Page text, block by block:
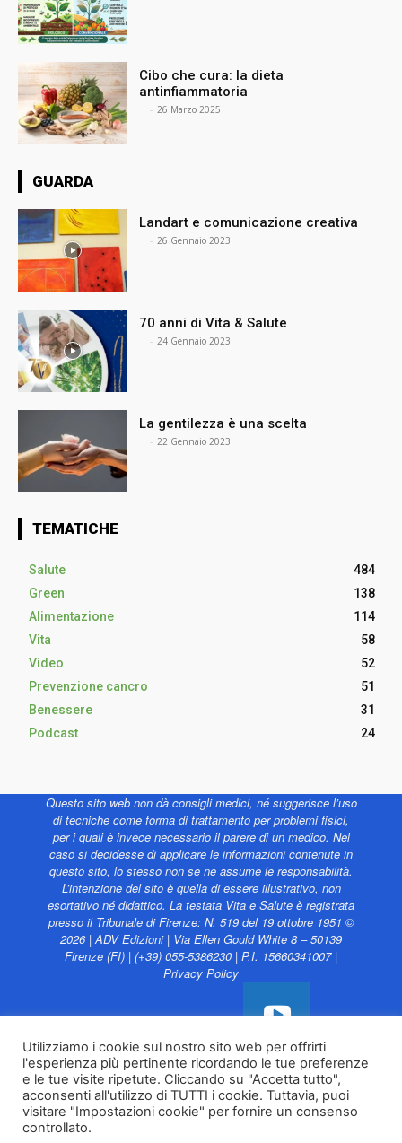
Cibo che cura: la dieta
antinfiammatoria
- 26 Marzo 2025
GUARDA
Landart e comunicazione creativa
- 26 Gennaio 2023
70 anni di Vita & Salute
- 24 Gennaio 2023
La gentilezza è una scelta
- 22 Gennaio 2023
TEMATICHE
Salute
484
Green
138
Alimentazione
114
Vita
58
Video
52
Prevenzione cancro
51
Benessere
31
Podcast
24
Questo sito web non dà consigli medici, né suggerisce l’uso
di tecniche come forma di trattamento per problemi fisici,
per i quali è invece necessario il parere di un medico. Nel
caso si decidesse di applicare le informazioni contenute in
questo sito, lo stesso non se ne assume le responsabilità.
L’intenzione del sito è quella di essere illustrativo, non
esortativo né didattico. La testata Vita e Salute è registrata
presso il Tribunale di Firenze: N. 519 del 19 ottobre 1951 ©
2026 | ADV Edizioni | Via Ellen Gould White 8 – 50139
Firenze (FI) | (+39) 055-5386230 | P.I. 15660341007 |
Privacy Policy
Vita e Salute web è
sostenuto da
Utilizziamo i cookie sul nostro sito web per offrirti
l'esperienza più pertinente ricordando le tue preferenze
e le tue visite ripetute. Cliccando su "Accetta tutto",
acconsenti all'utilizzo di TUTTI i cookie. Tuttavia, puoi
visitare "Impostazioni cookie" per fornire un consenso
controllato.